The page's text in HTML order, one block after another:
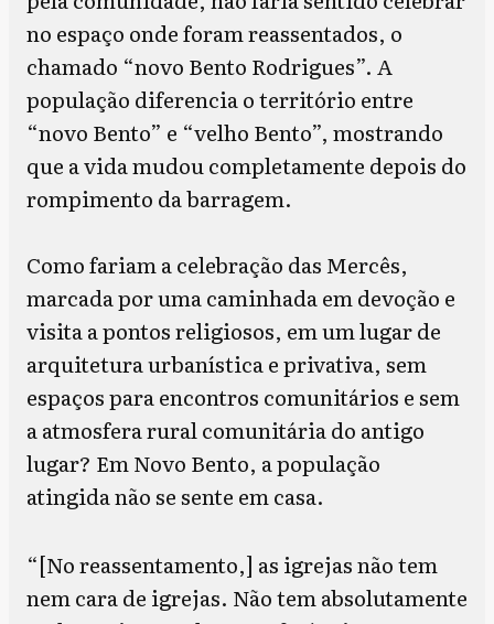
no espaço onde foram reassentados, o
chamado “novo Bento Rodrigues”. A
população diferencia o território entre
“novo Bento” e “velho Bento”, mostrando
que a vida mudou completamente depois do
rompimento da barragem.
Como fariam a celebração das Mercês,
marcada por uma caminhada em devoção e
visita a pontos religiosos, em um lugar de
arquitetura urbanística e privativa, sem
espaços para encontros comunitários e sem
a atmosfera rural comunitária do antigo
lugar? Em Novo Bento, a população
atingida não se sente em casa.
“[No reassentamento,] as igrejas não tem
nem cara de igrejas. Não tem absolutamente